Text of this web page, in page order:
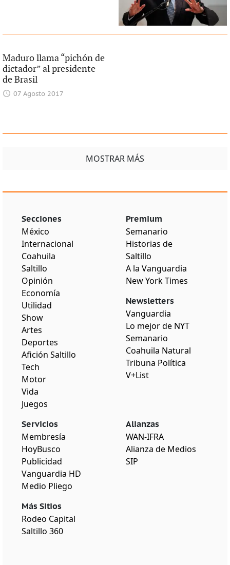
Maduro llama “pichón de
dictador” al presidente
de Brasil
07 Agosto 2017
MOSTRAR MÁS
Secciones
México
Internacional
Coahuila
Saltillo
Opinión
Economía
Utilidad
Show
Artes
Deportes
Afición Saltillo
Tech
Motor
Vida
Juegos
Premium
Semanario
Historias de
Saltillo
A la Vanguardia
New York Times
Newsletters
Vanguardia
Lo mejor de NYT
Semanario
Coahuila Natural
Tribuna Política
V+List
Servicios
Membresía
HoyBusco
Publicidad
Vanguardia HD
Medio Pliego
Más Sitios
Rodeo Capital
Saltillo 360
Alianzas
WAN-IFRA
Alianza de Medios
SIP